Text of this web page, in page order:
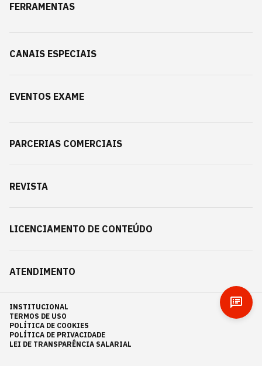
FERRAMENTAS
CANAIS ESPECIAIS
EVENTOS EXAME
PARCERIAS COMERCIAIS
REVISTA
LICENCIAMENTO DE CONTEÚDO
ATENDIMENTO
INSTITUCIONAL
TERMOS DE USO
POLÍTICA DE COOKIES
POLÍTICA DE PRIVACIDADE
LEI DE TRANSPARÊNCIA SALARIAL